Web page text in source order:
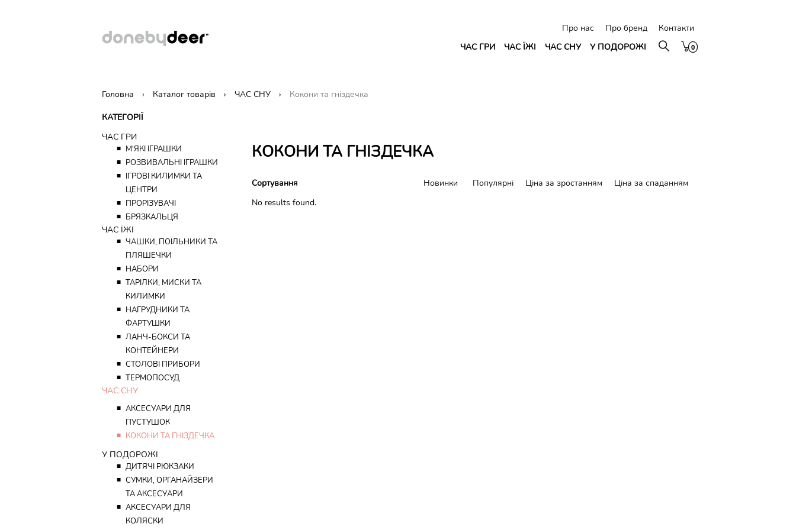
Про нас Про бренд
Контакти
ЧАС ГРИ
ЧАС ЇЖІ ЧАС СНУ У ПОДОРОЖІ 0
0
Головна Каталог товарів ЧАС СНУ Кокони та гніздечка
КАТЕГОРІЇ
ЧАС ГРИ
■ М'ЯКІ ІГРАШКИ
■ РОЗВИВАЛЬНІ ІГРАШКИ
■ ІГРОВІ КИЛИМКИ ТА
ЦЕНТРИ
■ ПРОРІЗУВАЧІ
■ БРЯЗКАЛЬЦЯ
ЧАС ЇЖІ
■ ЧАШКИ, ПОЇЛЬНИКИ ТА
ПЛЯШЕЧКИ
■ НАБОРИ
■ ТАРІЛКИ, МИСКИ ТА
КИЛИМКИ
■ НАГРУДНИКИ ТА
ФАРТУШКИ
■ ЛАНЧ-БОКСИ ТА
КОНТЕЙНЕРИ
■ СТОЛОВІ ПРИБОРИ
■ ТЕРМОПОСУД
ЧАС СНУ
■ АКСЕСУАРИ ДЛЯ
ПУСТУШОК
■ КОКОНИ ТА ГНІЗДЕЧКА
У ПОДОРОЖІ
■ ДИТЯЧІ РЮКЗАКИ
■ СУМКИ, ОРГАНАЙЗЕРИ
ТА АКСЕСУАРИ
■ АКСЕСУАРИ ДЛЯ
КОЛЯСКИ
КОКОНИ ТА ГНІЗДЕЧКА
Сортування Новинки Популярні Ціна за зростанням
Ціна за спаданням
No results found.